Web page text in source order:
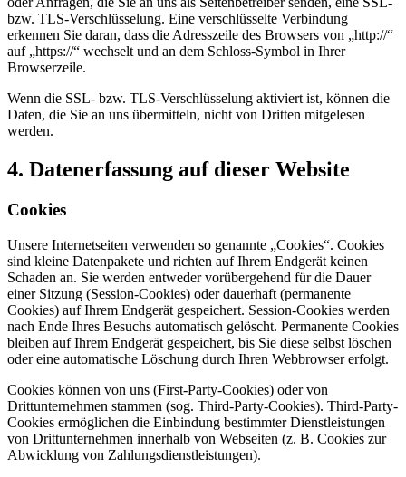
bzw. TLS-Verschlüsselung. Eine verschlüsselte Verbindung
erkennen Sie daran, dass die Adresszeile des Browsers von „http://“
auf „https://“ wechselt und an dem Schloss-Symbol in Ihrer
Browserzeile.
Wenn die SSL- bzw. TLS-Verschlüsselung aktiviert ist, können die
Daten, die Sie an uns übermitteln, nicht von Dritten mitgelesen
werden.
4. Datenerfassung auf dieser Website
Cookies
Unsere Internetseiten verwenden so genannte „Cookies“. Cookies
sind kleine Datenpakete und richten auf Ihrem Endgerät keinen
Schaden an. Sie werden entweder vorübergehend für die Dauer
einer Sitzung (Session-Cookies) oder dauerhaft (permanente
Cookies) auf Ihrem Endgerät gespeichert. Session-Cookies werden
nach Ende Ihres Besuchs automatisch gelöscht. Permanente Cookies
bleiben auf Ihrem Endgerät gespeichert, bis Sie diese selbst löschen
oder eine automatische Löschung durch Ihren Webbrowser erfolgt.
Cookies können von uns (First-Party-Cookies) oder von
Drittunternehmen stammen (sog. Third-Party-Cookies). Third-Party-
Cookies ermöglichen die Einbindung bestimmter Dienstleistungen
von Drittunternehmen innerhalb von Webseiten (z. B. Cookies zur
Abwicklung von Zahlungsdienstleistungen).